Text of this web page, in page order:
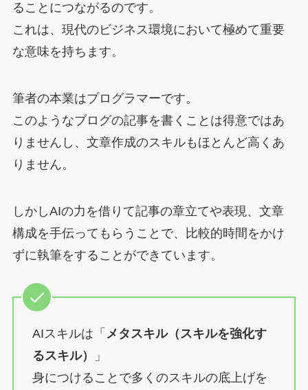
ることにつながるのです。
これは、現代のビジネス環境において極めて重要
な意味を持ちます。
筆者の本業はプログラマーです。
このようなブログの記事を書くことは得意ではあ
りませんし、文章作成のスキルもほとんど高くあ
りません。
しかしAIの力を借りて記事の章立てや表現、文章
構成を手伝ってもらうことで、比較的時間をかけ
ずに執筆をすることができています。
AIスキルは「 メタスキル（スキルを強化す
るスキル）
」
身につけることで多くのスキルの底上げを